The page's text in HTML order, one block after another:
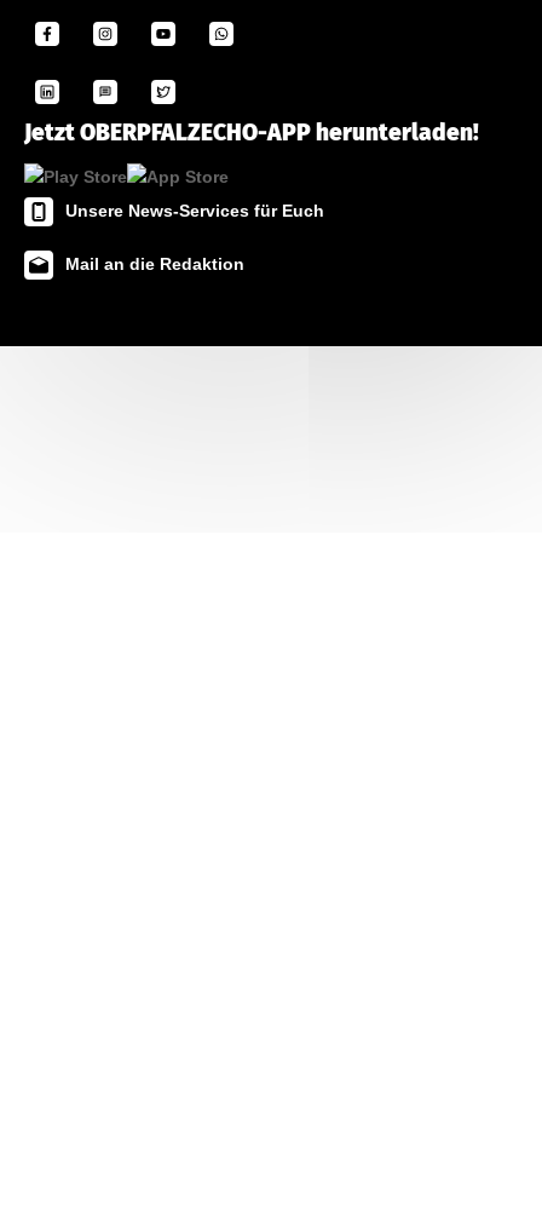
Jetzt OBERPFALZECHO-APP herunterladen!
Unsere News-Services für Euch
Mail an die Redaktion